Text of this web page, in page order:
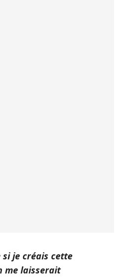
si je créais cette
me laisserait